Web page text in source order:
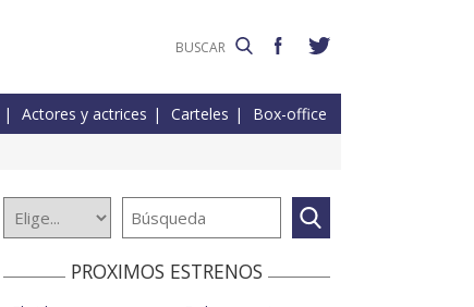
Actores y actrices Carteles Box-office
PROXIMOS ESTRENOS